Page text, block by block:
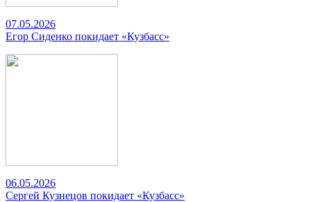
07.05.2026
Егор Сиденко покидает «Кузбасс»
06.05.2026
Сергей Кузнецов покидает «Кузбасс»